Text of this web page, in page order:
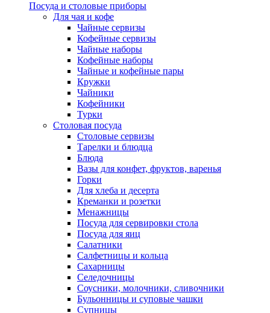
Посуда и столовые приборы
Для чая и кофе
Чайные сервизы
Кофейные сервизы
Чайные наборы
Кофейные наборы
Чайные и кофейные пары
Кружки
Чайники
Кофейники
Турки
Столовая посуда
Столовые сервизы
Тарелки и блюдца
Блюда
Вазы для конфет, фруктов, варенья
Горки
Для хлеба и десерта
Креманки и розетки
Менажницы
Посуда для сервировки стола
Посуда для яиц
Салатники
Салфетницы и кольца
Сахарницы
Селедочницы
Соусники, молочники, сливочники
Бульонницы и суповые чашки
Супницы